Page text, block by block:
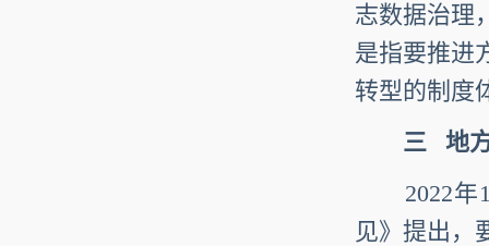
志数据治理
是指要推进
转型的制度
三 地
2022年1
见》提出，